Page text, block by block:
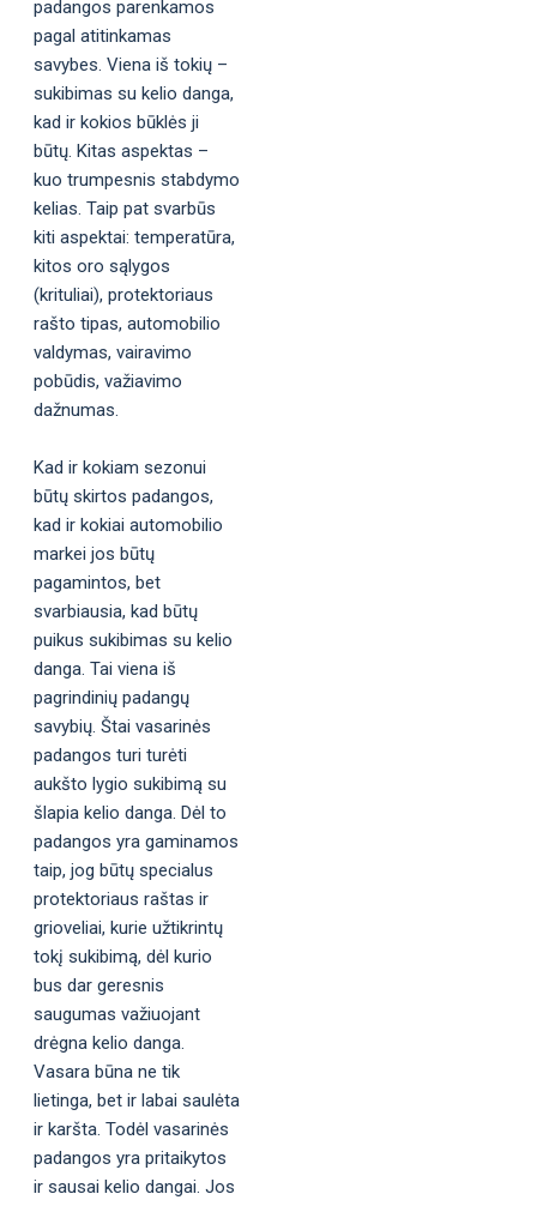
padangos parenkamos
pagal atitinkamas
savybes. Viena iš tokių –
sukibimas su kelio danga,
kad ir kokios būklės ji
būtų. Kitas aspektas –
kuo trumpesnis stabdymo
kelias. Taip pat svarbūs
kiti aspektai: temperatūra,
kitos oro sąlygos
(krituliai), protektoriaus
rašto tipas, automobilio
valdymas, vairavimo
pobūdis, važiavimo
dažnumas.
Kad ir kokiam sezonui
būtų skirtos padangos,
kad ir kokiai automobilio
markei jos būtų
pagamintos, bet
svarbiausia, kad būtų
puikus sukibimas su kelio
danga. Tai viena iš
pagrindinių padangų
savybių. Štai vasarinės
padangos turi turėti
aukšto lygio sukibimą su
šlapia kelio danga. Dėl to
padangos yra gaminamos
taip, jog būtų specialus
protektoriaus raštas ir
grioveliai, kurie užtikrintų
tokį sukibimą, dėl kurio
bus dar geresnis
saugumas važiuojant
drėgna kelio danga.
Vasara būna ne tik
lietinga, bet ir labai saulėta
ir karšta. Todėl vasarinės
padangos yra pritaikytos
ir sausai kelio dangai. Jos